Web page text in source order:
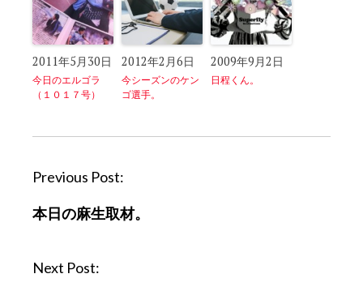
2011年5月30日
今日のエルゴラ
（１０１７号）
2012年2月6日
今シーズンのケン
ゴ選手。
2009年9月2日
日程くん。
P
s
n
Previous Post:
本日の麻生取材。
Next Post: